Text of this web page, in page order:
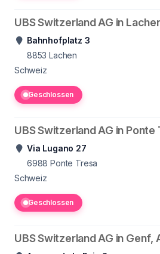
UBS Switzerland AG in
Bahnhofplatz 3
8853 Lachen
Schweiz
Geschlossen
UBS Switzerland AG in Ponte
Via Lugano 27
6988 Ponte Tresa
Schweiz
Geschlossen
UBS Switzerland AG in Genf,